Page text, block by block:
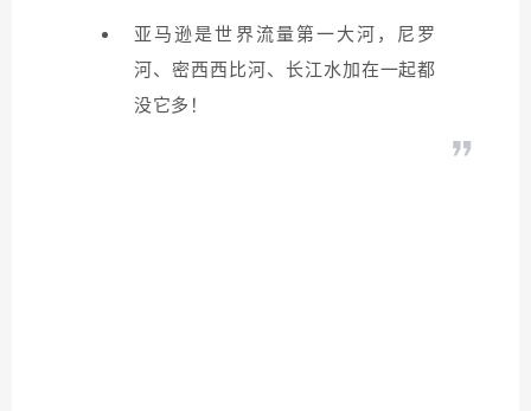
亚马逊是世界流量第一大河，尼罗
河、密西西比河、长江水加在一起都
没它多！